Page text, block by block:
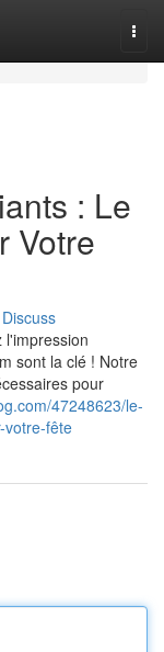
: Le
Votre
Discuss
l'impression
sont la clé ! Notre
pour
47248623/le-
votre-fête